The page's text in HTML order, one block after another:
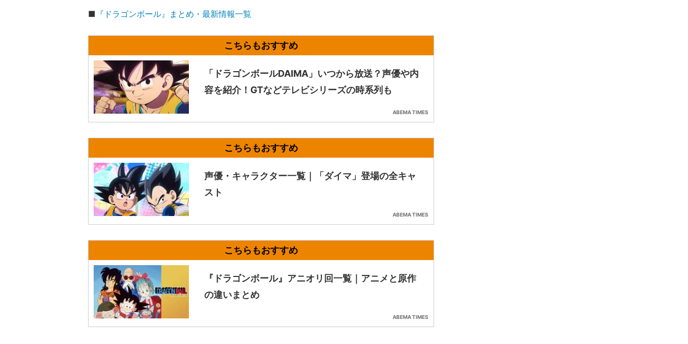
■ 『ドラゴンボール』まとめ・最新情報一覧
「ドラゴンボールDAIMA」いつから放送？声優や内
容を紹介！GTなどテレビシリーズの時系列も
ABEMA TIMES
声優・キャラクター一覧｜「ダイマ」登場の全キャ
スト
ABEMA TIMES
『ドラゴンボール』アニオリ回一覧｜アニメと原作
の違いまとめ
ABEMA TIMES